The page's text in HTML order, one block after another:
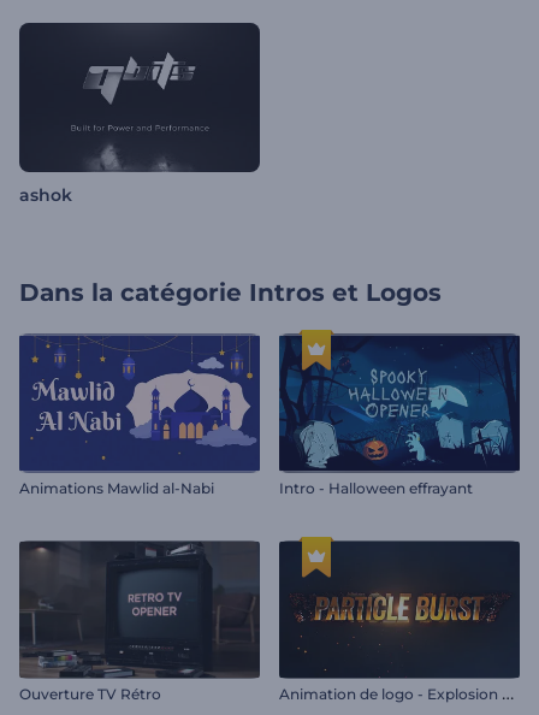
ashok
Dans la catégorie Intros et Logos
Animations Mawlid al-Nabi Intro - Halloween effrayant
Ouverture TV Rétro A
nimation de logo - Explosion de particules